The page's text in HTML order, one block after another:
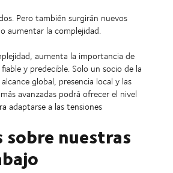
Pero también surgirán nuevos
aumentar la complejidad.
aumenta la importancia de
y predecible. Solo un socio de la
global, presencia local y las
avanzadas podrá ofrecer el nivel
adaptarse a las tensiones
sobre nuestras